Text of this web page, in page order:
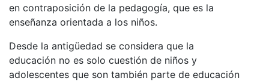
en contraposición de la pedagogía, que es la
enseñanza orientada a los niños.
Desde la antigüedad se considera que la
educación no es solo cuestión de niños y
adolescentes que son también parte de educación